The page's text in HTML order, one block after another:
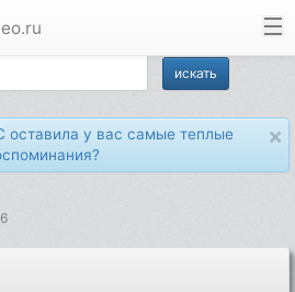
×
оставила у вас самые теплые